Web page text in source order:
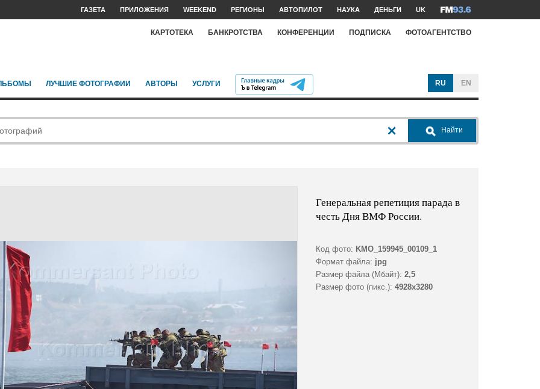
ГАЗЕТА ПРИЛОЖЕНИЯ WEEKEND РЕГИОНЫ АВТОПИЛОТ НАУКА ДЕНЬГИ UK
КАРТОТЕКА БАНКРОТСТВА КОНФЕРЕНЦИИ ПОДПИСКА ФОТОАГЕНТСТВО
ЛУЧШИЕ ФОТОГРАФИИ АВТОРЫ УСЛУГИ RU EN
Найти
Генеральная репетиция парада в
честь Дня ВМФ России.
Код фото: KMO_159945_00109_1
Формат файла: jpg
Размер файла (Мбайт): 2,5
Размер фото (пикс.): 4928x3280